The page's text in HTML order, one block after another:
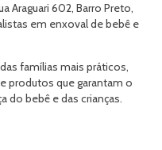
Araguari 602, Barro Preto,
em enxoval de bebê e
famílias mais práticos,
produtos que garantam o
do bebê e das crianças.